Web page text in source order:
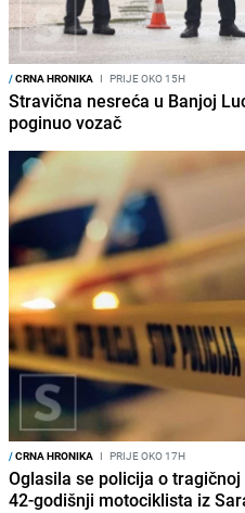
/CRNA HRONIKA I PRIJE OKO 15H
Stravična nesreća u Banjoj
poginuo vozač
/CRNA HRONIKA I PRIJE OKO 17H
Oglasila se policija o
42-godišnji motociklista iz